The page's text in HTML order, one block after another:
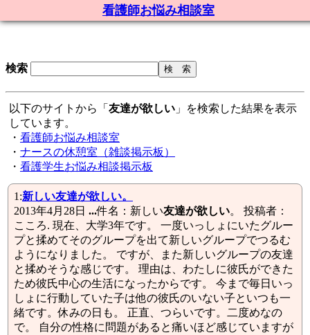
看護師お悩み相談室
検索
以下のサイトから「 友達が欲しい 」を検索した結果を表示
しています。
・ 看護師お悩み相談室
・ ナースの休憩室（雑談掲示板）
・ 看護学生お悩み相談掲示板
1:新しい友達が欲しい。
2013年4月28日 ...件名：新しい友達が欲しい。 投稿者：
こころ. 現在、大学3年です。 一度いっしょにいたグルー
プと揉めてそのグループを出て新しいグループでつるむ
ようになりました。 ですが、また新しいグループの友達
と揉めそうな感じです。 理由は、わたしに彼氏ができた
ため彼氏中心の生活になったからです。 今まで毎日いっ
しょに行動していた子は他の彼氏のいない子といつも一
緒です。休みの日も。 正直、つらいです。二度めなの
で。 自分の性格に問題があると痛いほど感じていますが